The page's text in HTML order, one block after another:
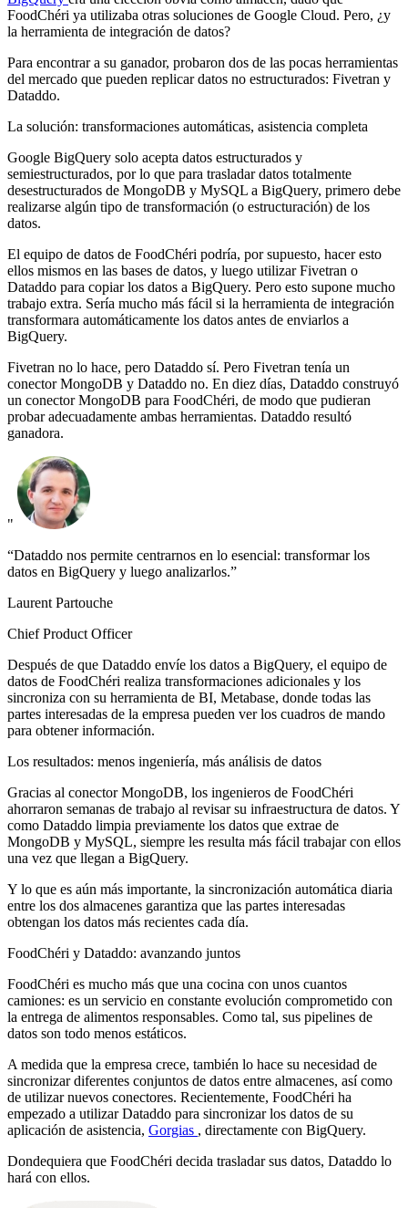
FoodChéri ya utilizaba otras soluciones de Google Cloud. Pero, ¿y
la herramienta de integración de datos?
Para encontrar a su ganador, probaron dos de las pocas herramientas
del mercado que pueden replicar datos no estructurados: Fivetran y
Dataddo.
La solución: transformaciones automáticas, asistencia completa
Google BigQuery solo acepta datos estructurados y
semiestructurados, por lo que para trasladar datos totalmente
desestructurados de MongoDB y MySQL a BigQuery, primero debe
realizarse algún tipo de transformación (o estructuración) de los
datos.
El equipo de datos de FoodChéri podría, por supuesto, hacer esto
ellos mismos en las bases de datos, y luego utilizar Fivetran o
Dataddo para copiar los datos a BigQuery. Pero esto supone mucho
trabajo extra. Sería mucho más fácil si la herramienta de integración
transformara automáticamente los datos antes de enviarlos a
BigQuery.
Fivetran no lo hace, pero Dataddo sí. Pero Fivetran tenía un
conector MongoDB y Dataddo no. En diez días, Dataddo construyó
un conector MongoDB para FoodChéri, de modo que pudieran
probar adecuadamente ambas herramientas. Dataddo resultó
ganadora.
"
“Dataddo nos permite centrarnos en lo esencial: transformar los
datos en BigQuery y luego analizarlos.”
Laurent Partouche
Chief Product Officer
Después de que Dataddo envíe los datos a BigQuery, el equipo de
datos de FoodChéri realiza transformaciones adicionales y los
sincroniza con su herramienta de BI, Metabase, donde todas las
partes interesadas de la empresa pueden ver los cuadros de mando
para obtener información.
Los resultados: menos ingeniería, más análisis de datos
Gracias al conector MongoDB, los ingenieros de FoodChéri
ahorraron semanas de trabajo al revisar su infraestructura de datos. Y
como Dataddo limpia previamente los datos que extrae de
MongoDB y MySQL, siempre les resulta más fácil trabajar con ellos
una vez que llegan a BigQuery.
Y lo que es aún más importante, la sincronización automática diaria
entre los dos almacenes garantiza que las partes interesadas
obtengan los datos más recientes cada día.
FoodChéri y Dataddo: avanzando juntos
FoodChéri es mucho más que una cocina con unos cuantos
camiones: es un servicio en constante evolución comprometido con
la entrega de alimentos responsables. Como tal, sus pipelines de
datos son todo menos estáticos.
A medida que la empresa crece, también lo hace su necesidad de
sincronizar diferentes conjuntos de datos entre almacenes, así como
de utilizar nuevos conectores. Recientemente, FoodChéri ha
empezado a utilizar Dataddo para sincronizar los datos de su
aplicación de asistencia, Gorgias , directamente con BigQuery.
Dondequiera que FoodChéri decida trasladar sus datos, Dataddo lo
hará con ellos.